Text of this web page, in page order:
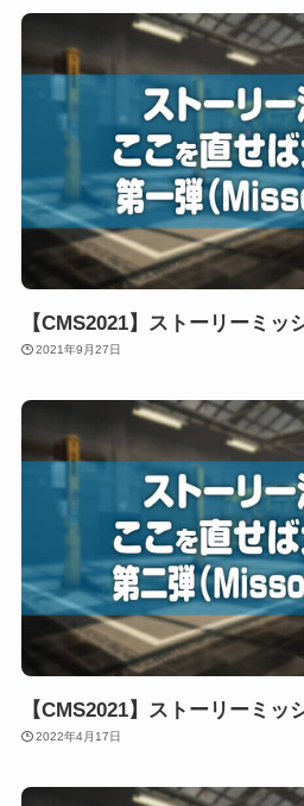
【CMS2021】ストーリーミッ
2021年9月27日
【CMS2021】ストーリーミッ
2022年4月17日